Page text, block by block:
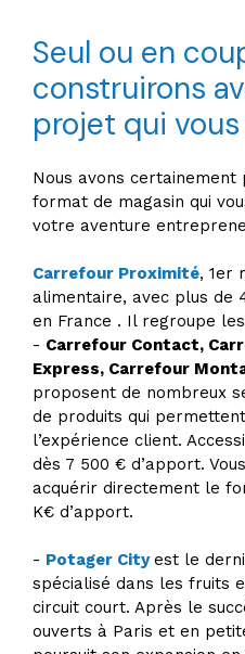
Seul ou en
construirons
projet qui
Nous avons certainement
format de magasin qui
votre aventure
Carrefour Proximité, 1er
alimentaire, avec plus de
en France . Il regroupe
- Carrefour Contact,
Express, Carrefour
proposent de nombreux
de produits qui
l’expérience client.
dès 7 500 € d’apport.
acquérir directement le
K€ d’apport.
- Potager City est le
spécialisé dans les fruits
circuit court. Après le
ouverts à Paris et en